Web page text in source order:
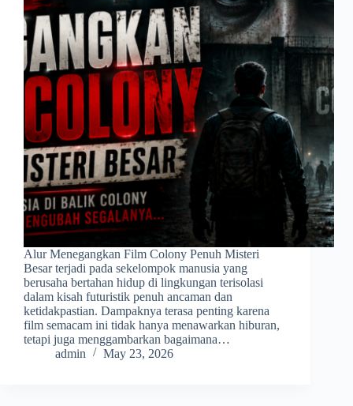
Alur Menegangkan Film Colony Penuh Misteri
Besar terjadi pada sekelompok manusia yang
berusaha bertahan hidup di lingkungan terisolasi
dalam kisah futuristik penuh ancaman dan
ketidakpastian. Dampaknya terasa penting karena
film semacam ini tidak hanya menawarkan hiburan,
tetapi juga menggambarkan bagaimana…
admin
May 23, 2026